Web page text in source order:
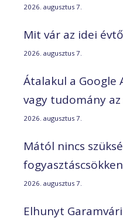
2026. augusztus 7.
Mit vár az idei
2026. augusztus 7.
Átalakul a Google
vagy tudomány az
2026. augusztus 7.
Mától nincs
2026. augusztus 7.
Elhunyt